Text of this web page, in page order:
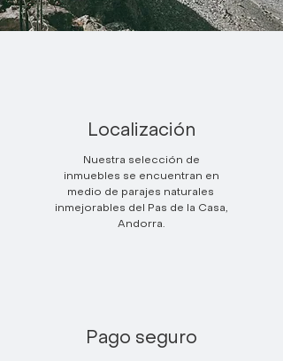
Localización
Nuestra selección de
inmuebles se encuentran en
medio de parajes naturales
inmejorables del Pas de la Casa,
Andorra.
Pago seguro